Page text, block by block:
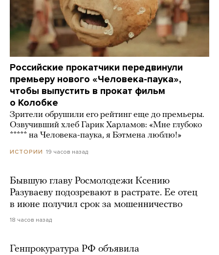
Российские прокатчики передвинули
премьеру нового «Человека-паука»,
чтобы выпустить в прокат фильм
о Колобке
Зрители обрушили его рейтинг еще до премьеры.
Озвучивший хлеб Гарик Харламов: «Мне глубоко
***** на Человека-паука, я Бэтмена люблю!»
ИСТОРИИ 19 часов назад
Бывшую главу Росмолодежи Ксению
Разуваеву подозревают в растрате. Ее отец
в июне получил срок за мошенничество
18 часов назад
Генпрокуратура РФ объявила